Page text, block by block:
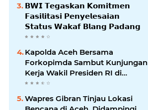
𝗕𝗪𝗜 𝗧𝗲𝗴𝗮𝘀𝗸𝗮𝗻 𝗞𝗼𝗺𝗶𝘁𝗺𝗲𝗻
𝗙𝗮𝘀𝗶𝗹𝗶𝘁𝗮𝘀𝗶 𝗣𝗲𝗻𝘆𝗲𝗹𝗲𝘀𝗮𝗶𝗮𝗻
𝗦𝘁𝗮𝘁𝘂𝘀 𝗪𝗮𝗸𝗮𝗳 𝗕𝗹𝗮𝗻𝗴 𝗣𝗮𝗱𝗮𝗻𝗴
Kapolda Aceh Bersama
Forkopimda Sambut Kunjungan
Kerja Wakil Presiden RI di
Kabupaten Bireuen
Wapres Gibran Tinjau Lokasi